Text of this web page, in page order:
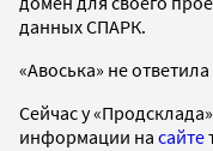
данных СПАРК.
«Авоська» не
Сейчас у
информации на сайте